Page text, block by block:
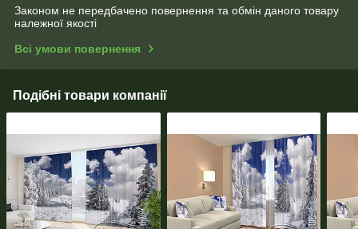
Законом не передбачено повернення та обмін даного товару
належної якості
Всі умови повернення
Подібні товари компанії